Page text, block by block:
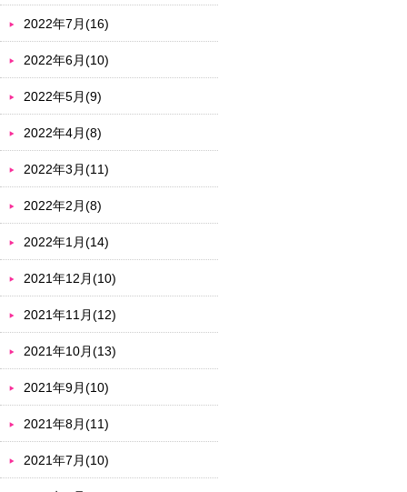
2022年7月(16)
2022年6月(10)
2022年5月(9)
2022年4月(8)
2022年3月(11)
2022年2月(8)
2022年1月(14)
2021年12月(10)
2021年11月(12)
2021年10月(13)
2021年9月(10)
2021年8月(11)
2021年7月(10)